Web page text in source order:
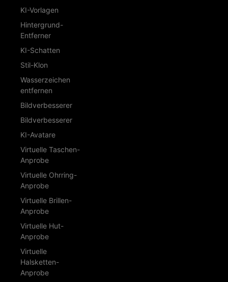
KI-Vorlagen
Hintergrund-
Entferner
KI-Schatten
Stil-Klon
Wasserzeichen
entfernen
Bildverbesserer
Bildverbesserer
KI-Avatare
Virtuelle Taschen-
Anprobe
Virtuelle Ohrring-
Anprobe
Virtuelle Brillen-
Anprobe
Virtuelle Hut-
Anprobe
Virtuelle
Halsketten-
Anprobe